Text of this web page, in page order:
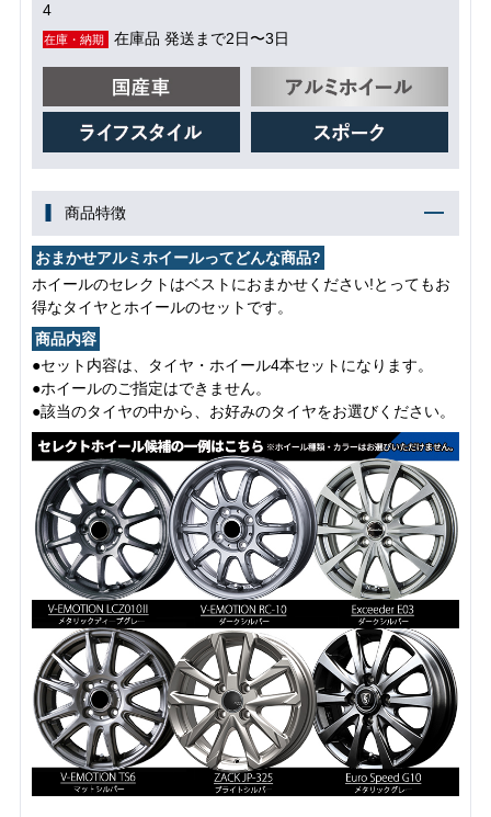
4
在庫・納期 在庫品 発送まで2日〜3日
商品特徴
おまかせアルミホイールってどんな商品?
ホイールのセレクトはベストにおまかせください!とってもお
得なタイヤとホイールのセットです。
商品内容
●セット内容は、タイヤ・ホイール4本セットになります。
●ホイールのご指定はできません。
●該当のタイヤの中から、お好みのタイヤをお選びください。